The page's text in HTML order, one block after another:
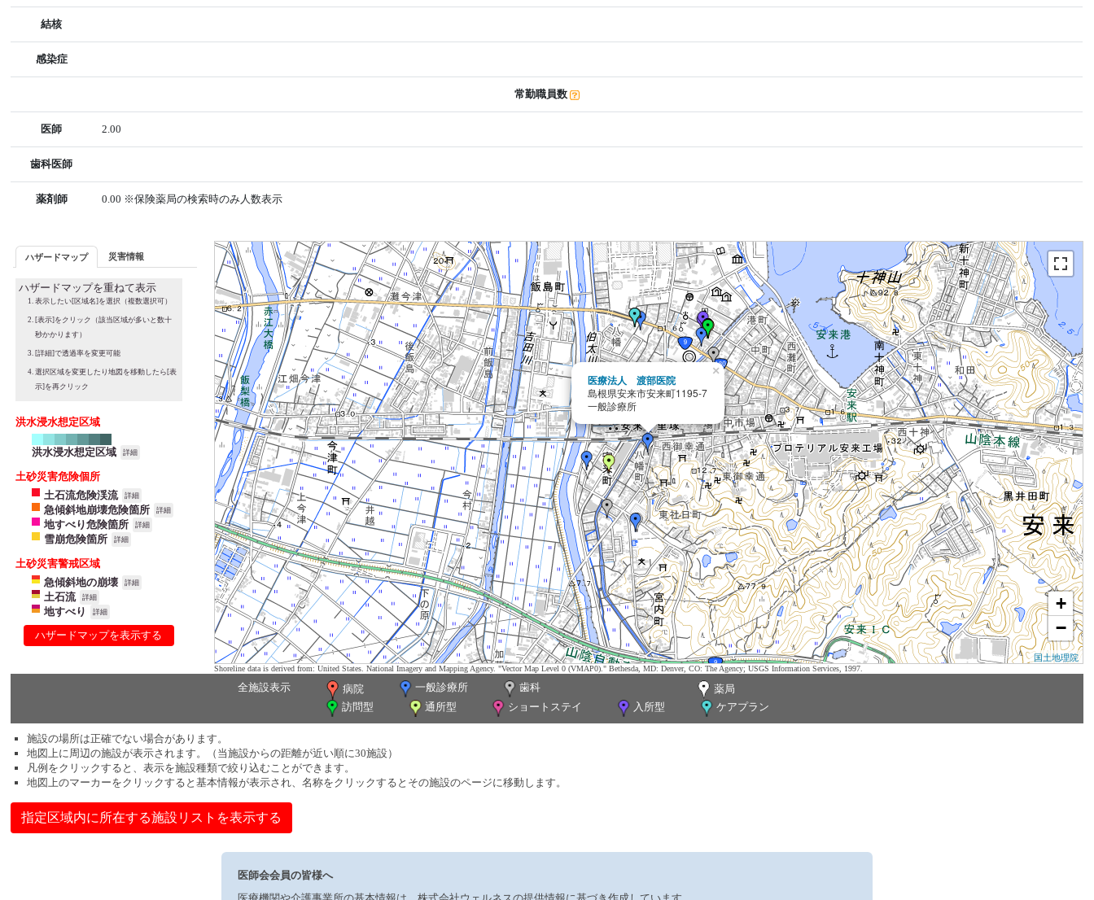
結核
感染症
常勤職員数
医師 2.00
歯科医師
薬剤師 0.00 ※保険薬局の検索時のみ人数表示
ハザードマップ 災害情報
ハザードマップを重ねて表示
表示したい[区域名]を選択（複数選択可）
[表示]をクリック（該当区域が多いと数十
秒かかります）
[詳細]で透過率を変更可能
選択区域を変更したり地図を移動したら[表
示]を再クリック
洪水浸水想定区域
洪水浸水想定区域 詳細
土砂災害危険個所
土石流危険渓流
詳細
急傾斜地崩壊危険箇所 詳細
地すべり危険箇所 詳細
雪崩危険箇所 詳細
土砂災害警戒区域
急傾斜地の崩壊
詳細
土石流 詳細
地すべり 詳細
ハザードマップを表示する
医療法人 渡部医院
島根県安来市安来町1195-7
一般診療所
×
+
−
国土地理院
Shoreline data is derived from: United States. National Imagery and Mapping Agency. "Vector Map Level 0 (VMAP0)." Bethesda, MD: Denver, CO: The Agency; USGS Information Services, 1997.
全施設表示 病院 一般診療所 歯科
薬局
訪問型
通所型 ショートステイ 入所型 ケアプラン
施設の場所は正確でない場合があります。
地図上に周辺の施設が表示されます。（当施設からの距離が近い順に30施設）
凡例をクリックすると、表示を施設種類で絞り込むことができます。
地図上のマーカーをクリックすると基本情報が表示され、名称をクリックするとその施設のページに移動します。
指定区域内に所在する施設リストを表示する
医師会会員の皆様へ